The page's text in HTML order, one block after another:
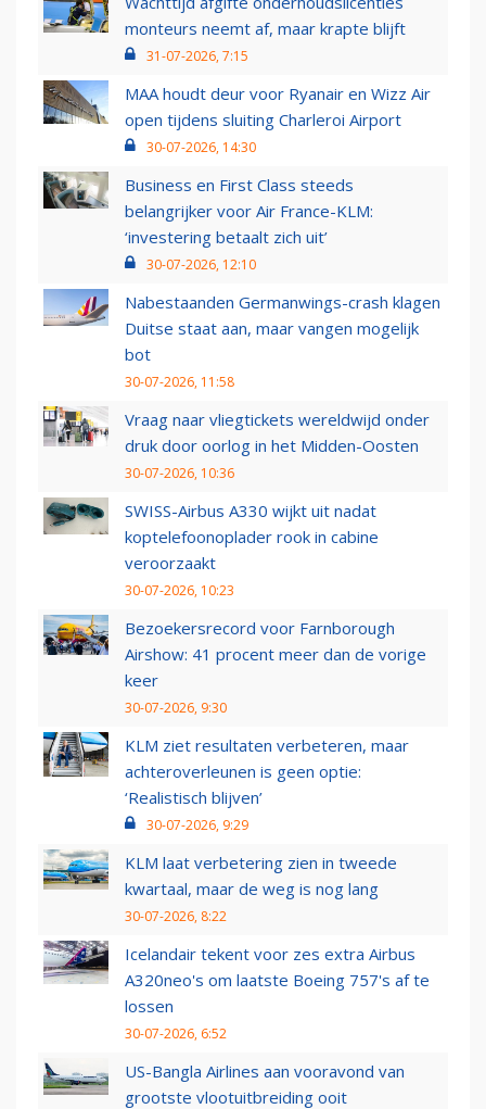
monteurs neemt af, maar krapte blijft
31-07-2026, 7:15
MAA houdt deur voor Ryanair en Wizz Air
open tijdens sluiting Charleroi Airport
30-07-2026, 14:30
Business en First Class steeds
belangrijker voor Air France-KLM:
‘investering betaalt zich uit’
30-07-2026, 12:10
Nabestaanden Germanwings-crash klagen
Duitse staat aan, maar vangen mogelijk
bot
30-07-2026, 11:58
Vraag naar vliegtickets wereldwijd onder
druk door oorlog in het Midden-Oosten
30-07-2026, 10:36
SWISS-Airbus A330 wijkt uit nadat
koptelefoonoplader rook in cabine
veroorzaakt
30-07-2026, 10:23
Bezoekersrecord voor Farnborough
Airshow: 41 procent meer dan de vorige
keer
30-07-2026, 9:30
KLM ziet resultaten verbeteren, maar
achteroverleunen is geen optie:
‘Realistisch blijven’
30-07-2026, 9:29
KLM laat verbetering zien in tweede
kwartaal, maar de weg is nog lang
30-07-2026, 8:22
Icelandair tekent voor zes extra Airbus
A320neo's om laatste Boeing 757's af te
lossen
30-07-2026, 6:52
US-Bangla Airlines aan vooravond van
grootste vlootuitbreiding ooit